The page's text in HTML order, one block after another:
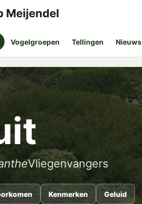
Meijendel
Vogelgroepen Tellingen Nieuws
Vliegenvangers
Kenmerken Geluid